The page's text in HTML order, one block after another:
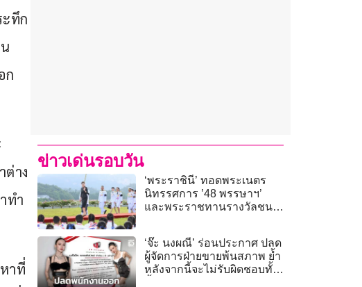
ะทึก
ก
าง
ทำ
าที่
ข่าวเด่นรอบวัน
‘พระราชินี’ ทอดพระเนตร
นิทรรศการ ’48 พรรษาฯ’
และพระราชทานรางวัลชนะ
‘จ๊ะ นงผณี’ ร่อนประกาศ ปลด
ผู้จัดการฝ่ายขายพ้นสภาพ ย้ำ
หลังจากนี้จะไม่รับผิดชอบทั้ง